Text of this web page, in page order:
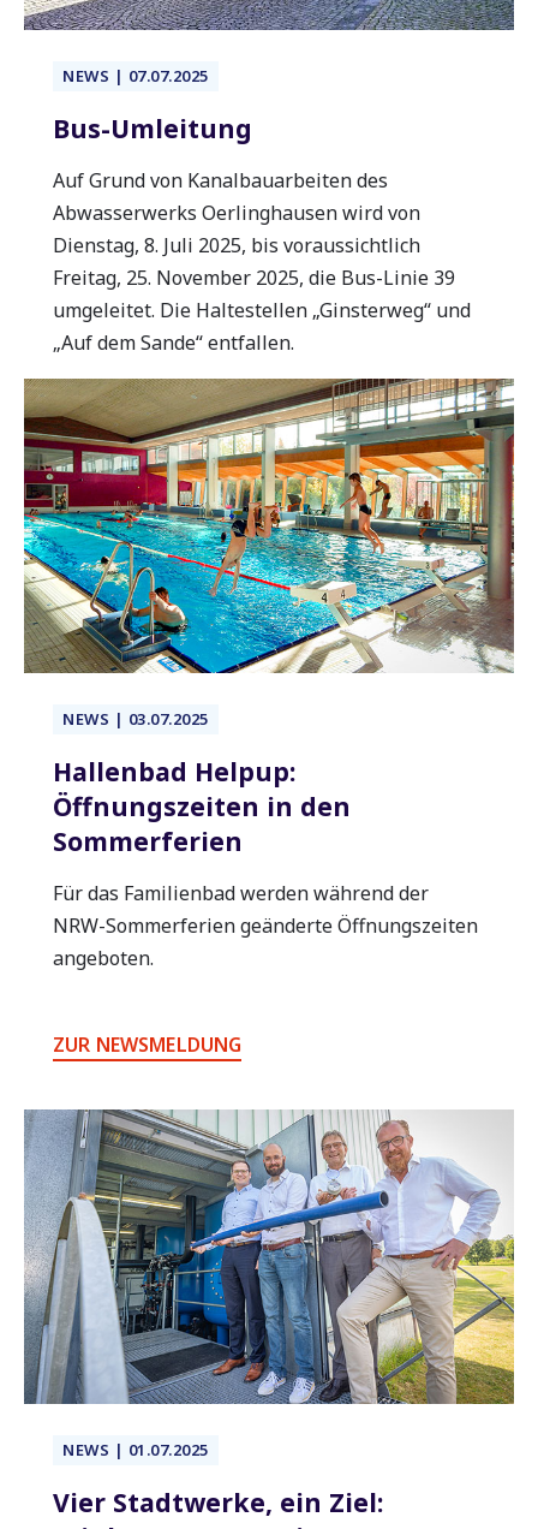
NEWS | 07.07.2025
Bus-Umleitung
Auf Grund von Kanalbauarbeiten des
Abwasserwerks Oerlinghausen wird von
Dienstag, 8. Juli 2025, bis voraussichtlich
Freitag, 25. November 2025, die Bus-Linie 39
umgeleitet. Die Haltestellen „Ginsterweg“ und
„Auf dem Sande“ entfallen.
NEWS | 03.07.2025
Hallenbad Helpup:
Öffnungszeiten in den
Sommerferien
Für das Familienbad werden während der
NRW-Sommerferien geänderte Öffnungszeiten
angeboten.
ZUR NEWSMELDUNG
NEWS | 01.07.2025
Vier Stadtwerke, ein Ziel: